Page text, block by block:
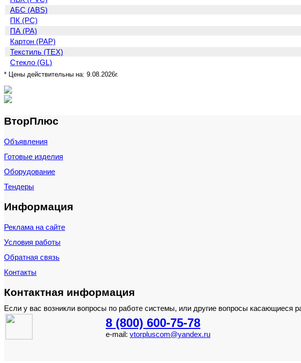
АБС (ABS)
ПК (PC)
ПА (PA)
Картон (PAP)
Текстиль (TEX)
Стекло (GL)
* Цены действительны на: 9.08.2026г.
ВторПлюс
Объявления
Готовые изделия
Оборудование
Тендеры
Информация
Реклама на сайте
Условия работы
Обратная связь
Контакты
Контактная информация
Если у вас возникли вопросы по работе системы, или другие вопросы касающиеся
8 (800) 600-75-78
e-mail: vtorpluscom@yandex.ru